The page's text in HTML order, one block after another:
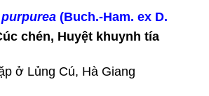
(Buch.-Ham. ex D.
chén, Huyệt khuynh tía
ở Lủng Cú, Hà Giang